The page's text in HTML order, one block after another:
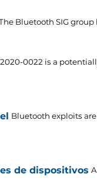
Bluetooth SIG
0022 is a
Bluetooth exploits
de dispositivos